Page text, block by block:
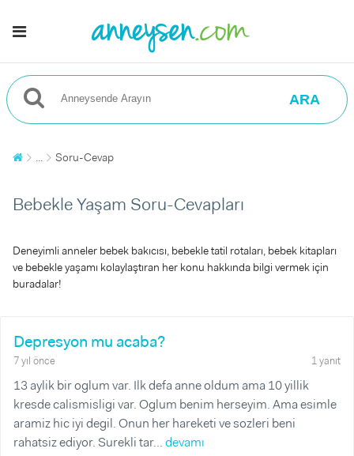
ARA
... Soru-Cevap
Bebekle Yaşam Soru-Cevapları
Deneyimli anneler bebek bakıcısı, bebekle tatil rotaları, bebek kitapları
ve bebekle yaşamı kolaylaştıran her konu hakkında bilgi vermek için
buradalar!
Depresyon mu acaba?
7 yıl önce 1 yanıt
13 aylik bir oglum var. Ilk defa anne oldum ama 10 yillik
kresde calismisligi var. Oglum benim herseyim. Ama esimle
aramiz hic iyi degil. Onun her hareketi ve sozleri beni
rahatsiz ediyor. Surekli tar...devamı